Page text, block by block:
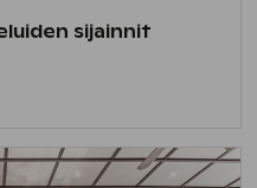
sijainnit